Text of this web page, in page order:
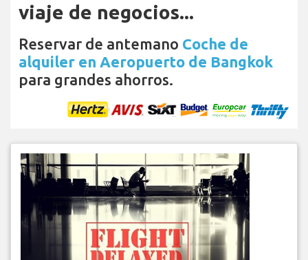
viaje de negocios...
Reservar de antemano Coche de
alquiler en Aeropuerto de Bangkok
para grandes ahorros.